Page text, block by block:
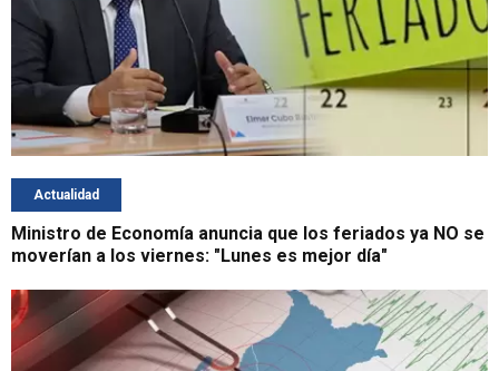
Actualidad
Ministro de Economía anuncia que los feriados ya NO se
moverían a los viernes: "Lunes es mejor día"